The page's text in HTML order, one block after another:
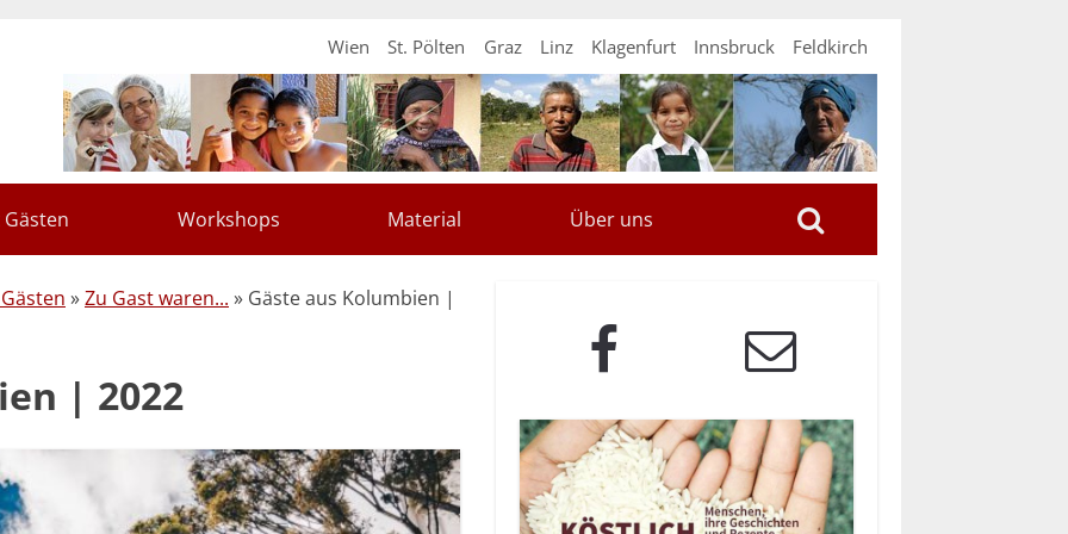
Wien St. Pölten Graz Linz Klagenfurt Innsbruck Feldkirch
Workshops Material Über uns
»Zu Gast waren... » Gäste aus Kolumbien |
| 2022